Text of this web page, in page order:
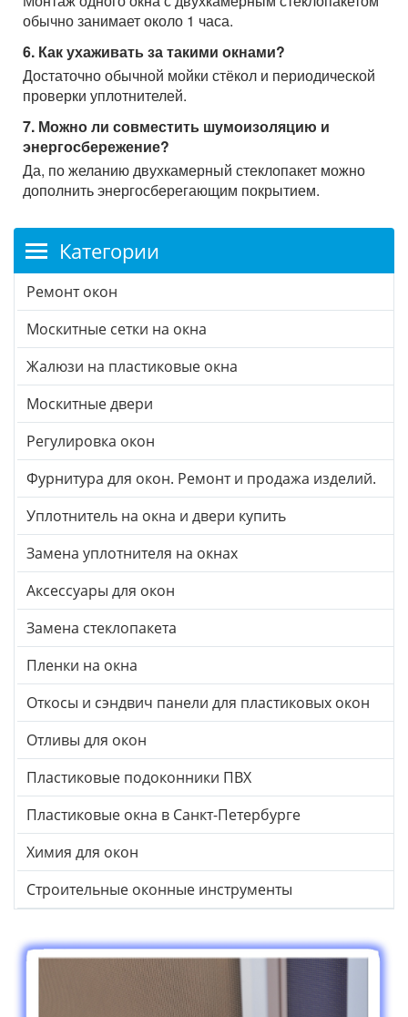
обычно занимает около 1 часа.
6. Как ухаживать за такими окнами?
Достаточно обычной мойки стёкол и периодической
проверки уплотнителей.
7. Можно ли совместить шумоизоляцию и
энергосбережение?
Да, по желанию двухкамерный стеклопакет можно
дополнить энергосберегающим покрытием.
Категории
Ремонт окон
Москитные сетки на окна
Жалюзи на пластиковые окна
Москитные двери
Регулировка окон
Фурнитура для окон. Ремонт и продажа изделий.
Уплотнитель на окна и двери купить
Замена уплотнителя на окнах
Аксессуары для окон
Замена стеклопакета
Пленки на окна
Откосы и сэндвич панели для пластиковых окон
Отливы для окон
Пластиковые подоконники ПВХ
Пластиковые окна в Санкт-Петербурге
Химия для окон
Строительные оконные инструменты